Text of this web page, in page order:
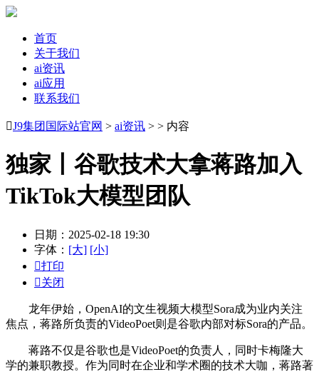
首页
关于我们
ai资讯
ai应用
联系我们
J9集团国际站官网 > ai资讯 > > 内容
独家丨谷歌技术大拿蒋路加入
TikTok大模型团队
日期：2025-02-18 19:30
字体： [大] [小]
打印
关闭
龙年伊始，OpenAI的文生视频大模型Sora成为业内关注
焦点，蒋路所负责的VideoPoet则是谷歌内部对标Sora的产品。
蒋路不仅是谷歌也是VideoPoet的负责人，同时卡梅隆大
学的兼职教授。作为同时在企业和学术圈的技术大咖，蒋路著